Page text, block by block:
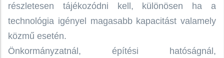
részletesen tájékozódni kell, különösen ha a
technológia igényel magasabb kapacitást valamely
közmű esetén.
Önkormányzatnál, építési hatóságnál,